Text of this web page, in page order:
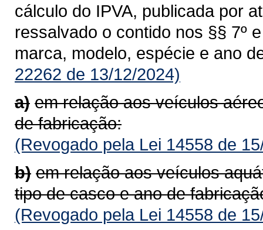
cálculo do IPVA, publicada por
ressalvado o contido nos §§ 7º
marca, modelo, espécie e ano
22262 de 13/12/2024)
a) em relação aos veículos
de fabricação:
(Revogado pela Lei 14558 de
b) em relação aos veículos
tipo de casco e ano de
(Revogado pela Lei 14558 de